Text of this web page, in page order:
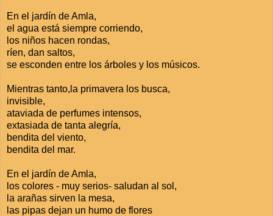
En el jardín de Amla,
el agua está siempre corriendo,
los niños hacen rondas,
ríen, dan saltos,
se esconden entre los árboles y los músicos.
Mientras tanto,la primavera los busca,
invisible,
ataviada de perfumes intensos,
extasiada de tanta alegría,
bendita del viento,
bendita del mar.
En el jardín de Amla,
los colores - muy serios- saludan al sol,
la arañas sirven la mesa,
las pipas dejan un humo de flores